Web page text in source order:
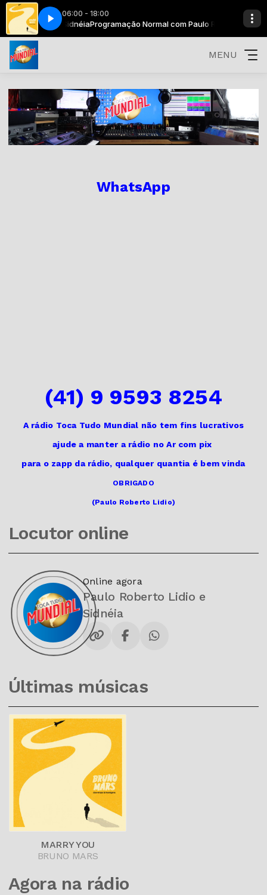
06:00 - 18:00
Lidio e SidnéiaProgramação Normal com Paulo Roberto Lidio e
BRUNO MARS-MARRY YOU
MENU
WhatsApp
(41) 9 9593 8254
A rádio Toca Tudo Mundial não tem fins lucrativos
ajude a manter a rádio no Ar com pix
para o zapp da rádio, qualquer quantia é bem vinda
OBRIGADO
(Paulo Roberto Lidio)
Locutor online
Online agora
Paulo Roberto Lidio e
Sidnéia
Últimas músicas
BRUNO MARS
MARRY YOU
Agora na rádio